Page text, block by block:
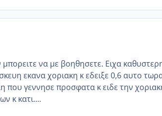
να με βοηθησετε. Ειχα
εκανα χοριακη κ εδειξε 0,6 αυτο
που γεννησε προσφατα κ ειδε την
κ κατι....